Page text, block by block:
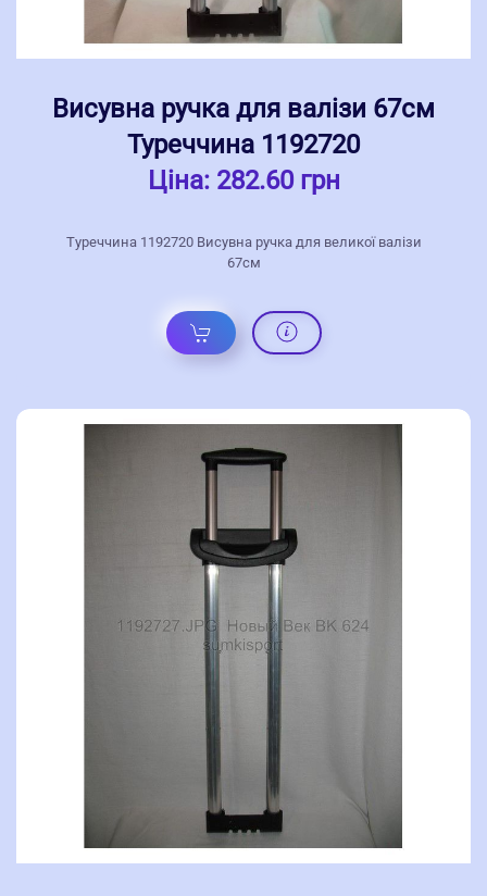
Висувна ручка для валізи 67см
Туреччина 1192720
Ціна: 282.60 грн
Туреччина 1192720 Висувна ручка для великої валізи
67см